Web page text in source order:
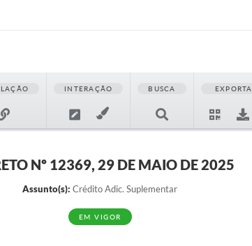
INTERAÇÃO BUSCA
Nº 12369, 29 DE MAIO DE 2025
Assunto(s): Crédito Adic. Suplementar
EM VIGOR